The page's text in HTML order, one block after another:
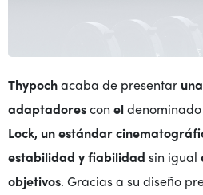
Thypochacaba de presentar una
adaptadorescon eldenominado
Lock, un estándar
estabilidad y fiabilidad sin igual
objetivos. Gracias a su diseño